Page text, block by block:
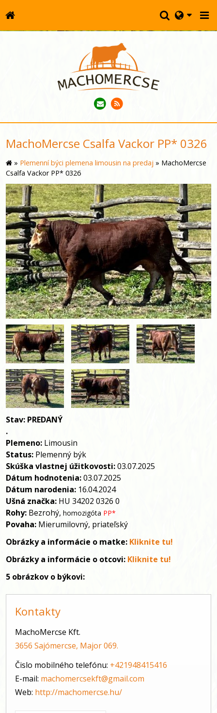
MachoMercse Csalfa Vackor PP* 0326
» Plemenní býci plemena limousin na predaj » MachoMercse
Csalfa Vackor PP* 0326
Stav: PREDANÝ
.
Plemeno: Limousin
Status: Plemenný býk
Skúška vlastnej úžitkovosti:03.07.2025
Dátum hodnotenia:03.07.2025
Dátum narodenia: 16.04.2024
Ušná značka: HU 34202 0326 0
Rohy: Bezrohý, homozigóta PP*
Povaha: Mierumilovný, priateľský
Obrázky a informácie o matke: Kliknite tu!
Obrázky a informácie o otcovi: Kliknite tu!
5 obrázkov o býkovi:
Kontakty
MachoMercse Kft.
3656 Sajómercse, Major 069.
Čislo mobilného telefónu: +421948415416
E-mail: machomercsekft@gmail.com
Web: http://machomercse.hu/